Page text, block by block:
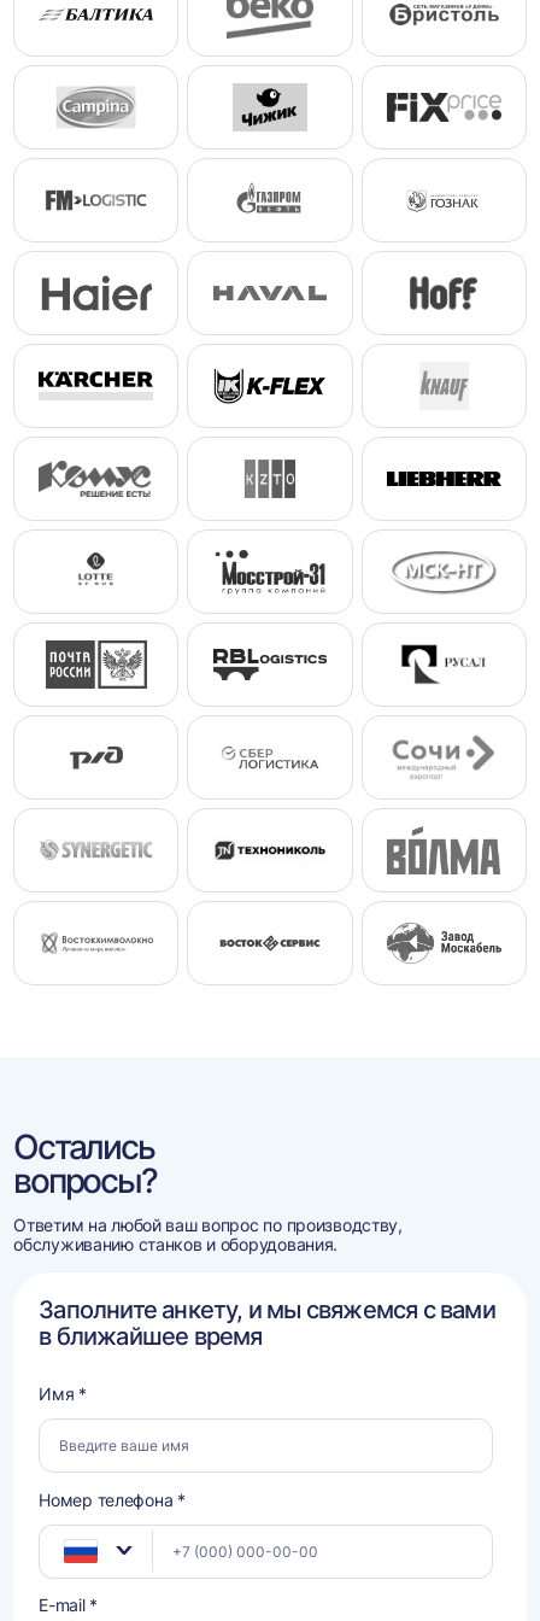
Остались
вопросы?
Ответим на любой ваш вопрос по производству,
обслуживанию станков и оборудования.
Заполните анкету, и мы свяжемся с вами
в ближайшее время
Имя *
Номер телефона *
E-mail *